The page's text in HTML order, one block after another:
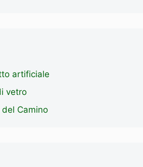
artificiale
vetro
del Camino